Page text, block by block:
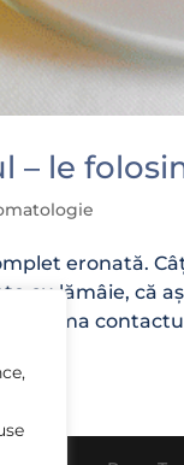
– le
eronată.
cu lămâie, că
în urma